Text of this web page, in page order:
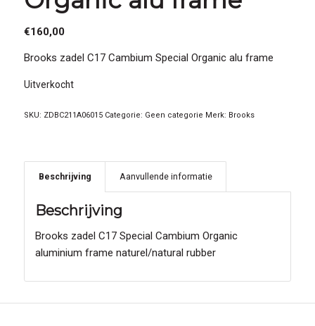
€160,00
Brooks zadel C17 Cambium Special Organic alu frame
Uitverkocht
SKU: ZDBC211A06015 Categorie: Geen categorie Merk: Brooks
Beschrijving Aanvullende informatie
Beschrijving
Brooks zadel C17 Special Cambium Organic
aluminium frame naturel/natural rubber